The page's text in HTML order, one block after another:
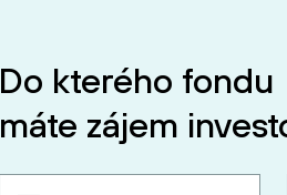
Do kterého fondu
máte zájem